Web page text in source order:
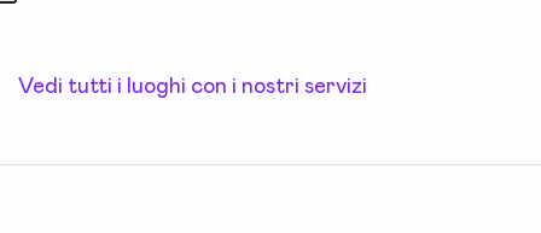
Vedi tutti i luoghi con i nostri servizi